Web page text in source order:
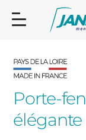
Porte-
élégante
FENÊTRES